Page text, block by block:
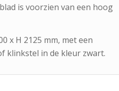
is voorzien van een hoog
x H 2125 mm, met een
klinkstel in de kleur zwart.